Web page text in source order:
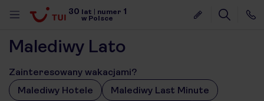
30 lat numer 1
w Polsce
Malediwy Lato
Zainteresowany wakacjami?
Malediwy Hotele
Malediwy Last Minute